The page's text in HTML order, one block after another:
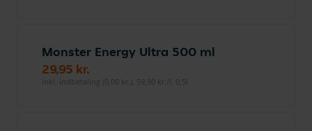
Monster Energy Ultra 500 ml
29,95 kr.
inkl. indbetaling (0,00 kr.), 59,90 kr./l, 0,5l